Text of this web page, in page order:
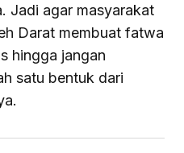
Jadi agar masyarakat
Darat membuat fatwa
hingga jangan
satu bentuk dari